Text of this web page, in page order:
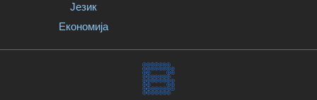
Језик
Економија